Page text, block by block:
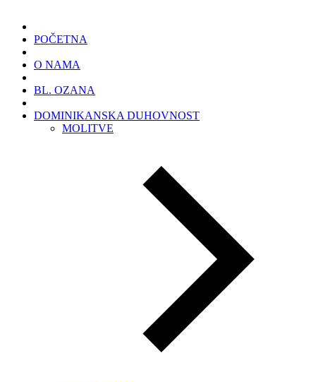
POČETNA
O NAMA
BL. OZANA
DOMINIKANSKA DUHOVNOST
MOLITVE